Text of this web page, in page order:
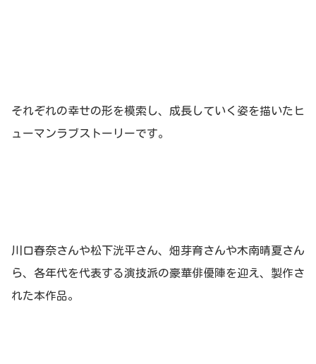
それぞれの幸せの形を模索し、成長していく姿を描いたヒ
ューマンラブストーリーです。
川口春奈さんや松下洸平さん、畑芽育さんや木南晴夏さん
ら、各年代を代表する演技派の豪華俳優陣を迎え、製作さ
れた本作品。